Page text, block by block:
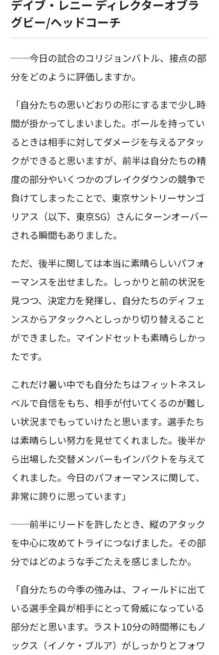
デイブ・レニー ディレクターオブラ
グビー/ヘッドコーチ
──今日の試合のコリジョンバトル、接点の部
分をどのように評価しますか。
「自分たちの思いどおりの形にするまで少し時
間が掛かってしまいました。ボールを持ってい
るときは相手に対してダメージを与えるアタッ
クができると思いますが、前半は自分たちの精
度の部分やいくつかのブレイクダウンの競争で
負けてしまったことで、東京サントリーサンゴ
リアス（以下、東京SG）さんにターンオーバー
される瞬間もありました。
ただ、後半に関しては本当に素晴らしいパフォ
ーマンスを出せました。しっかりと前の状況を
見つつ、決定力を発揮し、自分たちのディフェ
ンスからアタックへとしっかり切り替えること
ができました。マインドセットも素晴らしかっ
たです。
これだけ暑い中でも自分たちはフィットネスレ
ベルで自信をもち、相手が付いてくるのが難し
い状況までもっていけたと思います。選手たち
は素晴らしい努力を見せてくれました。後半か
ら出場した交替メンバーもインパクトを与えて
くれました。今日のパフォーマンスに関して、
非常に誇りに思っています」
──前半にリードを許したとき、縦のアタック
を中心に攻めてトライにつなげました。その部
分ではどのような手ごたえを感じましたか。
「自分たちの今季の強みは、フィールドに出て
いる選手全員が相手にとって脅威になっている
部分だと思います。ラスト10分の時間帯にもノ
ックス（イノケ・ブルア）がしっかりとフォワ